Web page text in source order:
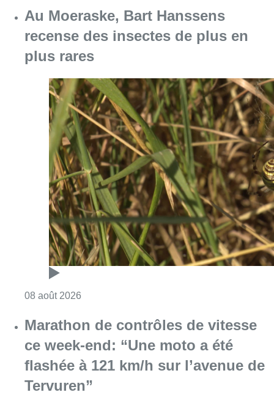
Au Moeraske, Bart Hanssens
recense des insectes de plus en
plus rares
08 août 2026
Marathon de contrôles de vitesse
ce week-end: “Une moto a été
flashée à 121 km/h sur l’avenue de
Tervuren”